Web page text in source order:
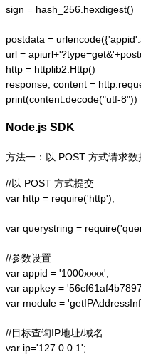
sign = hash_256.hexdigest()
postdata =
url =
http = httplib2.Http()
response, content =
print(content.decode("utf-8"))
Node.js SDK
方法一：以 POST 方式请求数
//以 POST 方式提交
var http = require('http');
var querystring =
//参数设置
var appid = '1000xxxx';
var appkey =
var module =
//目标查询IP地址/域名
var ip='127.0.0.1';